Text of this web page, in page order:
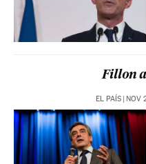
Fillon
EL PAÍS NOV